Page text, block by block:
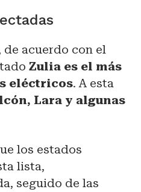
de acuerdo con el
Zulia es el más
eléctricos. A esta
Lara y algunas
los estados
lista,
seguido de las